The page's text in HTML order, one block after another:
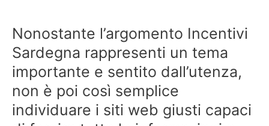
Nonostante l’argomento Incentivi
Sardegna rappresenti un tema
importante e sentito dall’utenza,
non è poi così semplice
individuare i siti web giusti capaci